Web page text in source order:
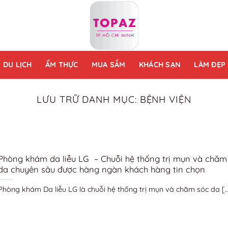
DU LỊCH ẨM THỰC MUA SẮM KHÁCH SẠN LÀM ĐẸP
LƯU TRỮ DANH MỤC: BỆNH VIỆN
khám da liễu LG – Chuỗi hệ thống trị mụn và
chuyên sâu được hàng ngàn khách hàng tin chọn
khám Da liễu LG là chuỗi hệ thống trị mụn và chăm sóc da